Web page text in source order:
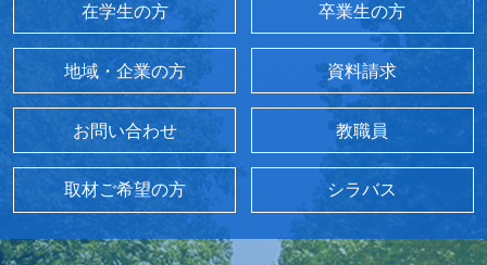
在学生の方 卒業生の方
地域・企業の方 資料請求
お問い合わせ 教職員
取材ご希望の方 シラバス